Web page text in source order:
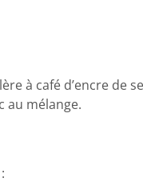
à café d’encre de
au mélange.